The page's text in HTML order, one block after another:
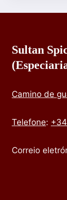
Sultan
Camino de
Telefone:
Correio